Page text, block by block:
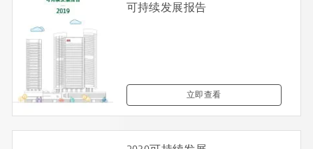
可持续发展报告
立即查看